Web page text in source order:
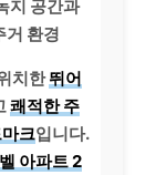
지 공간과
거 환경
치한뛰어
쾌적한 주
크입니다.
아파트 2